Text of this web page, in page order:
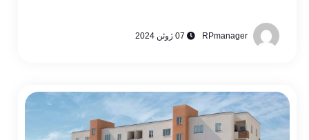
RPmanager 07 ژوئن 2024